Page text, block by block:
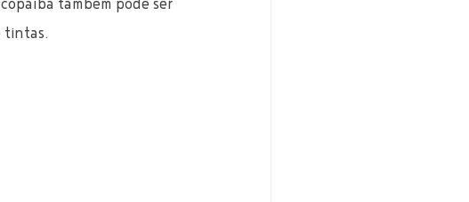
também pode ser
tintas.